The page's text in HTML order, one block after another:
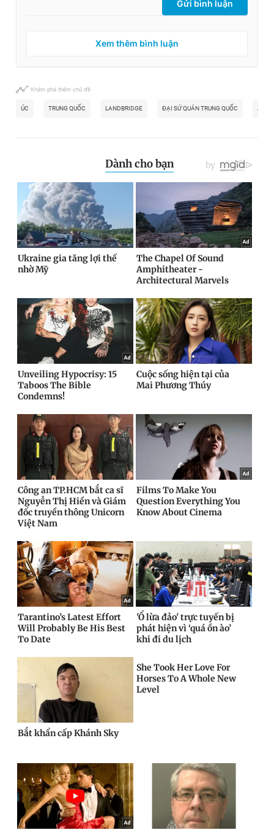
Gửi bình luận
Xem thêm bình luận
Khám phá thêm chủ đề
ÚC TRUNG QUỐC LANDBRIDGE ĐẠI SỨ QUÁN TRUNG QUỐC